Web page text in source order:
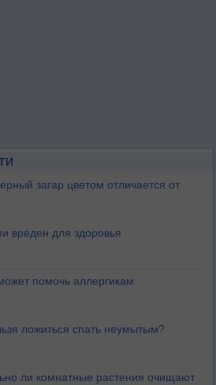
загар цветом отличается от
вреден для здоровья
помочь аллергикам
ложиться спать неумытым?
ли комнатные растения очищают